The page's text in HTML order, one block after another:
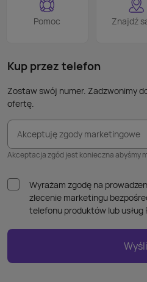
Pomoc Znajdź
Kup przez telefon
Zostaw swój numer. Zadzwonimy
ofertę.
Akceptuję zgody marketingowe
Akceptacja zgód jest konieczna abyśmy
Wyrażam zgodę na
zlecenie marketingu
telefonu produktów lub usług